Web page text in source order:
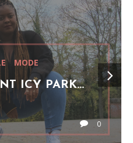
MODE
ICY PARK…
0